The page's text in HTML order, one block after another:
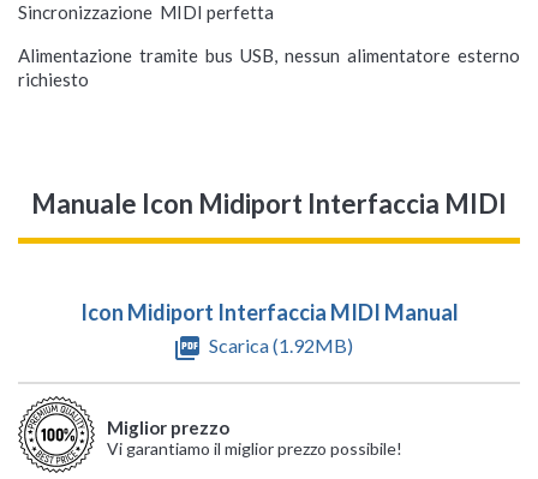
Sincronizzazione MIDI perfetta
Alimentazione tramite bus USB, nessun alimentatore esterno
richiesto
Manuale Icon Midiport Interfaccia MIDI
Icon Midiport Interfaccia MIDI Manual
picture_as_pdf Scarica (1.92MB)
Miglior prezzo
Vi garantiamo il miglior prezzo possibile!